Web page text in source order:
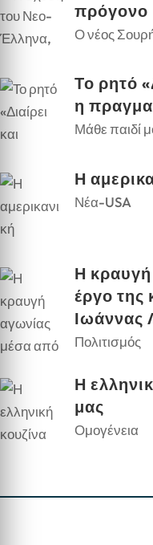
πρόγονο
Ο νέος
Το ρητό
η
Μάθε παιδί
Η
Νέα-USA
Η
έργο της
Ιωάννας
Πολιτισμός
Η
μας
Ομογένεια